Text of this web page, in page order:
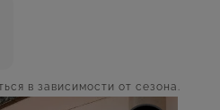
воздухе, заказать
можете подавать себе то,
музыку.
в зависимости от сезона.